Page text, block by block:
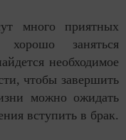
много приятных
заняться
необходимое
чтобы завершить
можно ожидать
вступить в брак.